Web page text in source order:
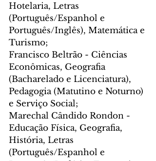
Hotelaria, Letras
(Português/Espanhol e
Português/Inglês), Matemática e
Turismo;
Francisco Beltrão - Ciências
Econômicas, Geografia
(Bacharelado e Licenciatura),
Pedagogia (Matutino e Noturno)
e Serviço Social;
Marechal Cândido Rondon -
Educação Física, Geografia,
História, Letras
(Português/Espanhol e